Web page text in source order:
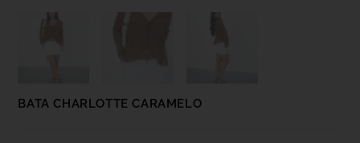
BATA CHARLOTTE CARAMELO